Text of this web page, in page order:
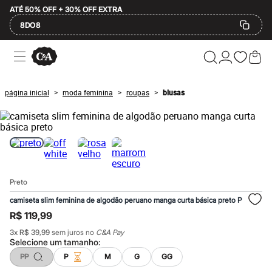
ATÉ 50% OFF + 30% OFF EXTRA
8DO8
Ofertas
Compre por Departamento
Masculino
Infantil
Calçados
Mindse7
Plus Size
Até 20% off
Até 40% off
A partir de 60% off
Feminino
Em alta
Inverno
Alfaiataria
Novidades
Roupas
Blusas e Camisetas
Básicos
página inicial > moda feminina > roupas > blusas
Preto
camiseta slim feminina de algodão peruano manga curta básica preto P
R$ 119,99
3x R$ 39,99 sem juros no C&A Pay
Selecione umtamanho:
PP P M G GG